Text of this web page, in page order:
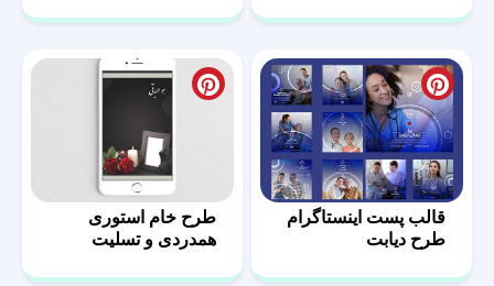
قالب پست اینستاگرام
طرح دیابت
طرح خام استوری
همدردی و تسلیت